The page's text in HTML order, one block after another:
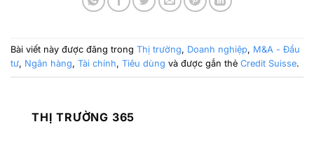
Bài viết này được đăng trong Thị trường, Doanh nghiệp, M&A - Đầu
tư, Ngân hàng, Tài chính, Tiêu dùng và được gắn thẻ Credit Suisse.
THỊ TRƯỜNG 365